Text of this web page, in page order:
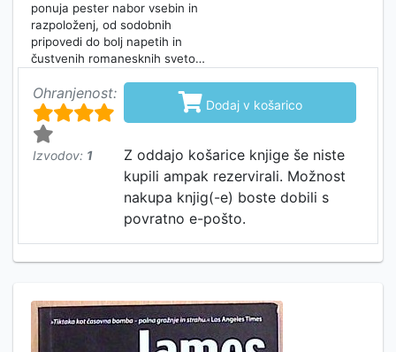
ponuja pester nabor vsebin in
razpoloženj, od sodobnih
pripovedi do bolj napetih in
čustvenih romanesknih sveto…
Ohranjenost:
Izvodov: 1
 Dodaj v košarico
Z oddajo košarice knjige še niste
kupili ampak rezervirali. Možnost
nakupa knjig(-e) boste dobili s
povratno e-pošto.